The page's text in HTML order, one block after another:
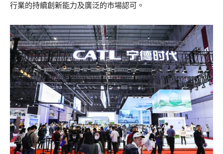
行業的持續創新能力及廣泛的市場認可。